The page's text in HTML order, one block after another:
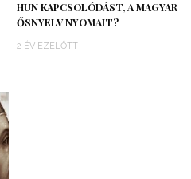
HUN KAPCSOLÓDÁST, A MAGYAR
ŐSNYELV NYOMAIT?
2 ÉV EZELŐTT